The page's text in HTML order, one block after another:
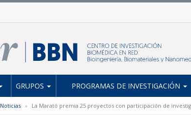
GRUPOS PROGRAMAS DE INVESTIGACIÓN
Noticias La Marató premia 25 proyectos con participación de